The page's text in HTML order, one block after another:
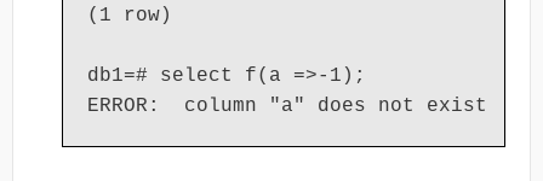
(1 row)
db1=# select f(a =>-1);